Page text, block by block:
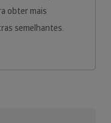
obter mais
semelhantes.